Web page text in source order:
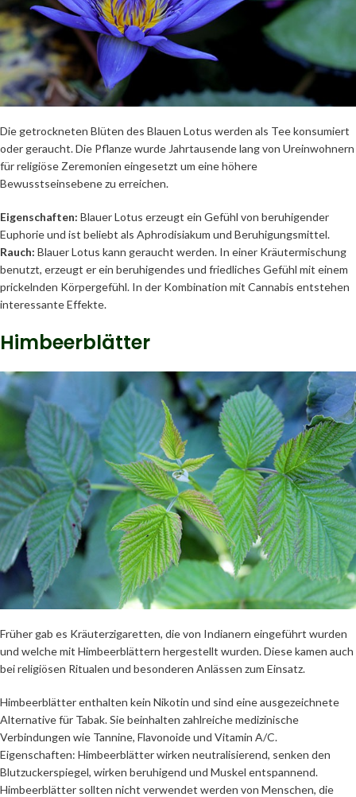
Die getrockneten Blüten des Blauen Lotus werden als Tee konsumiert
oder geraucht. Die Pflanze wurde Jahrtausende lang von Ureinwohnern
für religiöse Zeremonien eingesetzt um eine höhere
Bewusstseinsebene zu erreichen.
Eigenschaften: Blauer Lotus erzeugt ein Gefühl von beruhigender
Euphorie und ist beliebt als Aphrodisiakum und Beruhigungsmittel.
Rauch: Blauer Lotus kann geraucht werden. In einer Kräutermischung
benutzt, erzeugt er ein beruhigendes und friedliches Gefühl mit einem
prickelnden Körpergefühl. In der Kombination mit Cannabis entstehen
interessante Effekte.
Himbeerblätter
Früher gab es Kräuterzigaretten, die von Indianern eingeführt wurden
und welche mit Himbeerblättern hergestellt wurden. Diese kamen auch
bei religiösen Ritualen und besonderen Anlässen zum Einsatz.
Himbeerblätter enthalten kein Nikotin und sind eine ausgezeichnete
Alternative für Tabak. Sie beinhalten zahlreiche medizinische
Verbindungen wie Tannine, Flavonoide und Vitamin A/C.
Eigenschaften: Himbeerblätter wirken neutralisierend, senken den
Blutzuckerspiegel, wirken beruhigend und Muskel entspannend.
Himbeerblätter sollten nicht verwendet werden von Menschen, die